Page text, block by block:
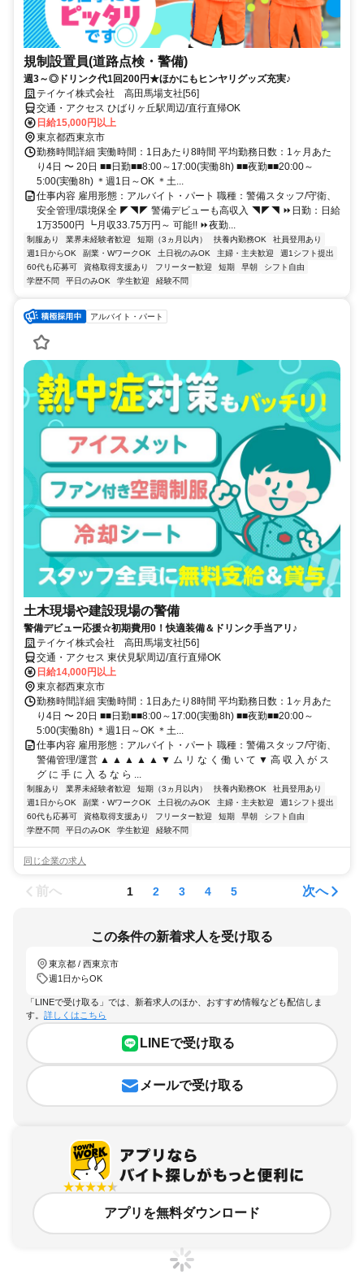
規制設置員(道路点検・警備)
週3～◎ドリンク代1回200円★ほかにもヒンヤリグッズ充実♪
テイケイ株式会社 高田馬場支社[56]
交通・アクセス ひばりヶ丘駅周辺/直行直帰OK
日給15,000円以上
東京都西東京市
勤務時間詳細 実働時間：1日あたり8時間 平均勤務日数：1ヶ月あた
り4日 〜 20日 ■■日勤■■8:00～17:00(実働8h) ■■夜勤■■20:00～
5:00(実働8h) ＊週1日～OK ＊土...
仕事内容 雇用形態：アルバイト・パート 職種：警備スタッフ/守衛、
安全管理/環境保全 ◤◥◤ 警備デビューも高収入 ◥◤◥ ⏩日勤：日給
1万3500円 ┗月収33.75万円～ 可能!! ⏩夜勤...
制服あり 業界未経験者歓迎 短期（3ヵ月以内） 扶養内勤務OK
社員登用あり
週1日からOK
副業・WワークOK 土日祝のみOK 主婦・主夫歓迎
週1シフト提出
60代も応募可
資格取得支援あり フリーター歓迎 短期 早朝
シフト自由
学歴不問
平日のみOK 学生歓迎 経験不問
アルバイト・パート
土木現場や建設現場の警備
警備デビュー応援☆初期費用0！快適装備＆ドリンク手当アリ♪
テイケイ株式会社 高田馬場支社[56]
交通・アクセス 東伏見駅周辺/直行直帰OK
日給14,000円以上
東京都西東京市
勤務時間詳細 実働時間：1日あたり8時間 平均勤務日数：1ヶ月あた
り4日 〜 20日 ■■日勤■■8:00～17:00(実働8h) ■■夜勤■■20:00～
5:00(実働8h) ＊週1日～OK ＊土...
仕事内容 雇用形態：アルバイト・パート 職種：警備スタッフ/守衛、
警備管理/運営 ▲ ▲ ▲ ▲ ▲ ▼ ム リ な く 働 い て ▼ 高 収 入 が ス
グ に 手 に 入 る な ら ...
制服あり 業界未経験者歓迎 短期（3ヵ月以内） 扶養内勤務OK
社員登用あり
週1日からOK
副業・WワークOK 土日祝のみOK 主婦・主夫歓迎
週1シフト提出
60代も応募可
資格取得支援あり フリーター歓迎 短期 早朝
シフト自由
学歴不問
平日のみOK 学生歓迎 経験不問
同じ企業の求人
前へ 1 2 3 4 5 次へ
この条件の新着求人を受け取る
東京都 / 西東京市
週1日からOK
「LINEで受け取る」では、新着求人のほか、おすすめ情報なども配信しま
す。 詳しくはこちら
LINEで受け取る
メールで受け取る
アプリを無料ダウンロード